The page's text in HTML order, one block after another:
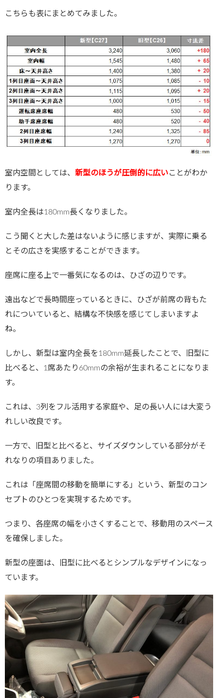
こちらも表にまとめてみました。
室内空間としては、 新型のほうが圧倒的に広い ことがわか
ります。
室内全長は180mm長くなりました。
こう聞くと大した差はないように感じますが、実際に乗る
とその広さを実感することができます。
座席に座る上で一番気になるのは、ひざの辺りです。
遠出などで長時間座っているときに、ひざが前席の背もた
れについていると、結構な不快感を感じてしまいますよ
ね。
しかし、新型は室内全長を180mm延長したことで、旧型に
比べると、1席あたり60mmの余裕が生まれることになりま
す。
これは、3列をフル活用する家庭や、足の長い人には大変う
れしい改良です。
一方で、旧型と比べると、サイズダウンしている部分がそ
れなりの項目ありました。
これは「座席間の移動を簡単にする」という、新型のコン
セプトのひとつを実現するためです。
つまり、各座席の幅を小さくすることで、移動用のスペース
を確保しました。
新型の座面は、旧型に比べるとシンプルなデザインになっ
ています。